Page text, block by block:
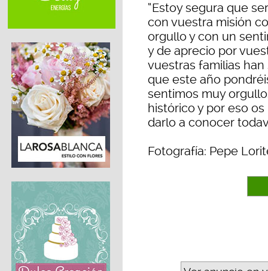
“Estoy segura que
con vuestra misión
orgullo y con un
y de aprecio por
vuestras familias
que este año
sentimos muy
histórico y por eso
darlo a conocer
Fotografía: Pepe